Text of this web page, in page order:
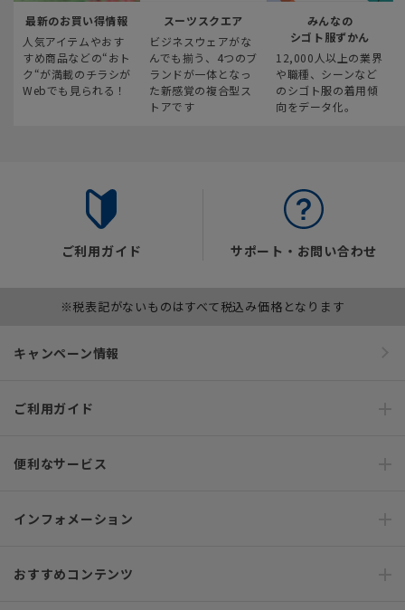
最新のお買い得情報
人気アイテムやおす
すめ商品などの“おト
ク“が満載のチラシが
Webでも見られる！
スーツスクエア
ビジネスウェアがな
んでも揃う、4つのブ
ランドが一体となっ
た新感覚の複合型ス
トアです
みんなの
シゴト服ずかん
12,000人以上の業界
や職種、シーンなど
のシゴト服の着用傾
向をデータ化。
ご利用ガイド サポート・お問い合わせ
※税表記がないものはすべて税込み価格となります
キャンペーン情報
ご利用ガイド
便利なサービス
インフォメーション
おすすめコンテンツ